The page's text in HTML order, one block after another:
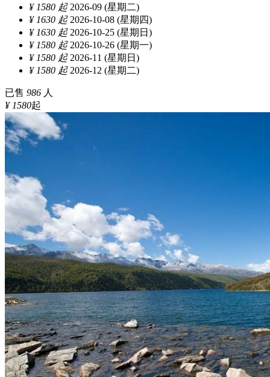
¥ 1580 起2026-09 (星期二)
¥ 1630 起2026-10-08 (星期四)
¥ 1630 起2026-10-25 (星期日)
¥ 1580 起2026-10-26 (星期一)
¥ 1580 起2026-11 (星期日)
¥ 1580 起2026-12 (星期二)
已售 986 人
¥ 1580起